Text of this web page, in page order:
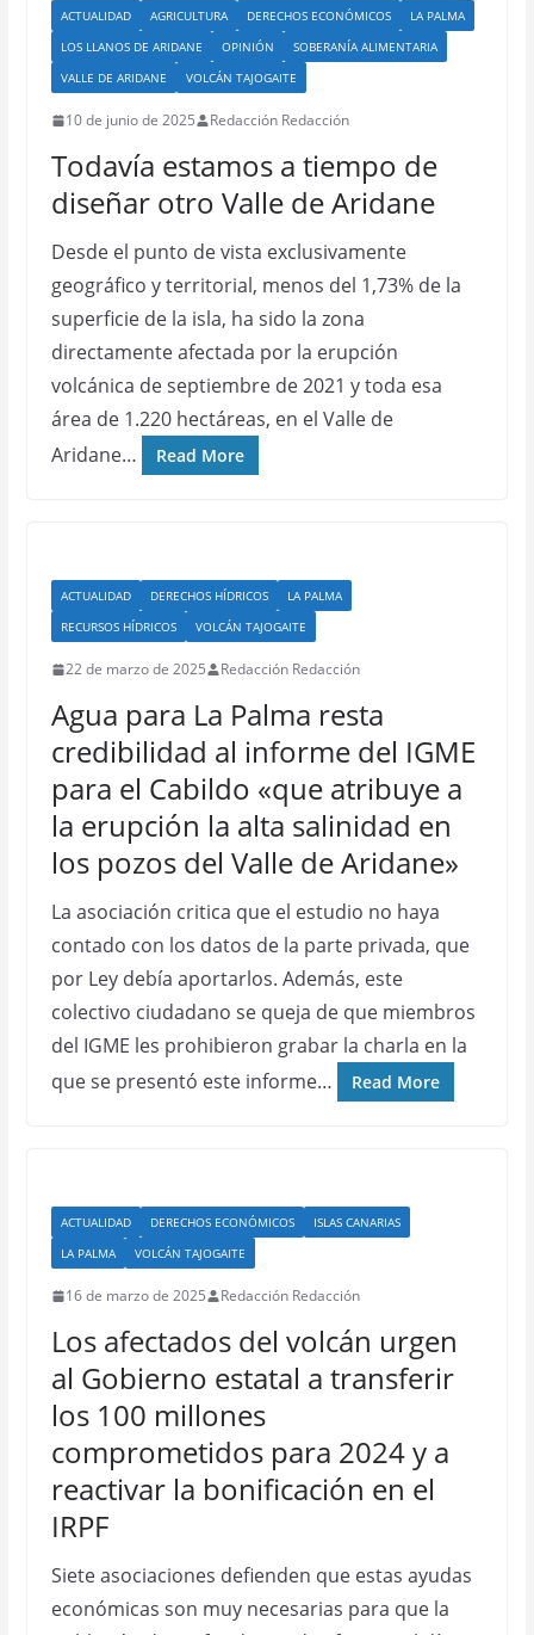
ACTUALIDAD AGRICULTURA DERECHOS ECONÓMICOS
LA PALMA
LOS LLANOS DE ARIDANE
OPINIÓN
SOBERANÍA ALIMENTARIA
VALLE DE ARIDANE
VOLCÁN TAJOGAITE
10 de junio de 2025 Redacción Redacción
Todavía estamos a tiempo de
diseñar otro Valle de Aridane
Desde el punto de vista exclusivamente
geográfico y territorial, menos del 1,73% de la
superficie de la isla, ha sido la zona
directamente afectada por la erupción
volcánica de septiembre de 2021 y toda esa
área de 1.220 hectáreas, en el Valle de
Aridane…
Read More
ACTUALIDAD DERECHOS HÍDRICOS
LA PALMA
RECURSOS HÍDRICOS
VOLCÁN TAJOGAITE
22 de marzo de 2025 Redacción Redacción
Agua para La Palma resta
credibilidad al informe del IGME
para el Cabildo «que atribuye a
la erupción la alta salinidad en
los pozos del Valle de Aridane»
La asociación critica que el estudio no haya
contado con los datos de la parte privada, que
por Ley debía aportarlos. Además, este
colectivo ciudadano se queja de que miembros
del IGME les prohibieron grabar la charla en la
que se presentó este informe…
Read More
ACTUALIDAD DERECHOS ECONÓMICOS
ISLAS CANARIAS
LA PALMA
VOLCÁN TAJOGAITE
16 de marzo de 2025 Redacción Redacción
Los afectados del volcán urgen
al Gobierno estatal a transferir
los 100 millones
comprometidos para 2024 y a
reactivar la bonificación en el
IRPF
Siete asociaciones defienden que estas ayudas
económicas son muy necesarias para que la